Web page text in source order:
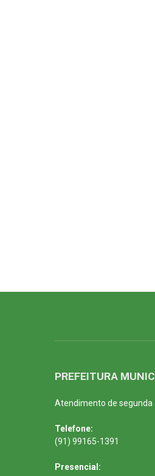
PREFEITURA
Atendimento de segunda
Telefone:
(91) 99165-1391
Presencial: